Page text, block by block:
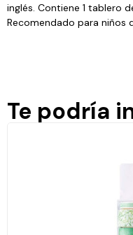
inglés. Contiene 1 tablero
Recomendado para niños
Te podría